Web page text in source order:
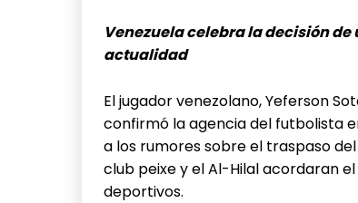
Venezuela celebra la decisión
actualidad
El jugador venezolano, Yeferson
confirmó la agencia del futbolista
a los rumores sobre el traspaso
club peixe y el Al-Hilal acordaran
deportivos.